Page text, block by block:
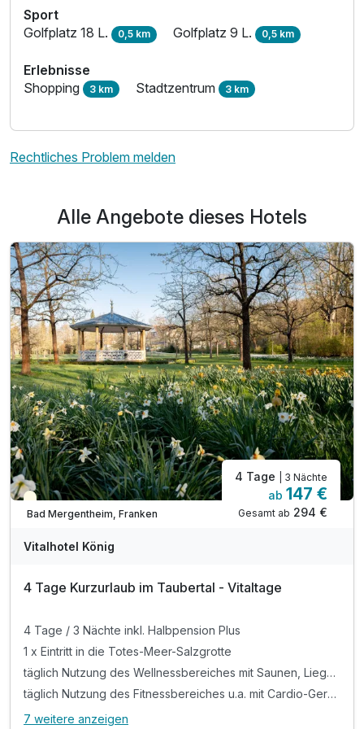
Ausstattung
Für 3 Tage p.P. ab140,00 €
Sport
Golfplatz 18 L. 0,5 km Golfplatz 9 L. 0,5 km
Erlebnisse
Shopping 3 km Stadtzentrum 3 km
Rechtliches Problem melden
Alle Angebote dieses Hotels
Teilweise ausgelastet
Bad Mergentheim, Franken
4 Tage | 3 Nächte
ab 147 €
Gesamt ab 294 €
Vitalhotel König
4 Tage Kurzurlaub im Taubertal - Vitaltage
4 Tage / 3 Nächte inkl. Halbpension Plus
1 x Eintritt in die Totes-Meer-Salzgrotte
täglich Nutzung des Wellnessbereiches mit Saunen, Liegewiese und Infrarotkabine, sowie Hallenbad
täglich Nutzung des Fitnessbereiches u.a. mit Cardio-Geräten, verschiedene Gewichte und Tischtennisplatte
7 weitere anzeigen